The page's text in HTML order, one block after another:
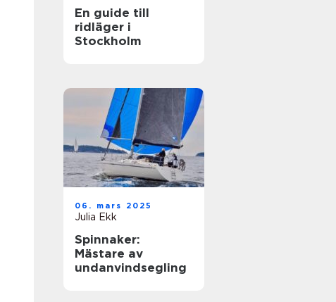
En guide till
ridläger i
Stockholm
06. mars 2025
Julia Ekk
Spinnaker:
Mästare av
undanvindsegling